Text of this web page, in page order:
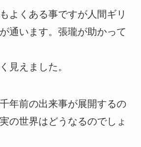
よくある事ですが人間ギリ
通います。張瓏が助かって
見えました。
年前の出来事が展開するの
の世界はどうなるのでしょ